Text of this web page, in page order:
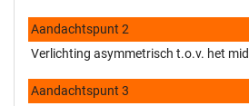
Aandachtspunt 2
Verlichting asymmetrisch t.o.v. het
Aandachtspunt 3